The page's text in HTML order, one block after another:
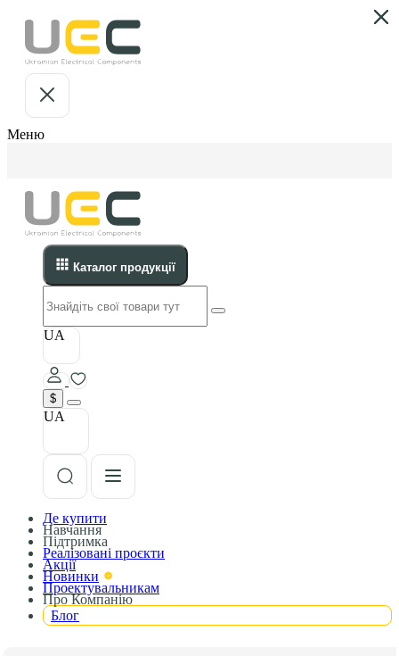
Меню
Каталог продукції
UA
$
UA
Де купити
Навчання
Підтримка
Реалізовані проєкти
Акції
Новинки
Проектувальникам
Про Компанію
Блог